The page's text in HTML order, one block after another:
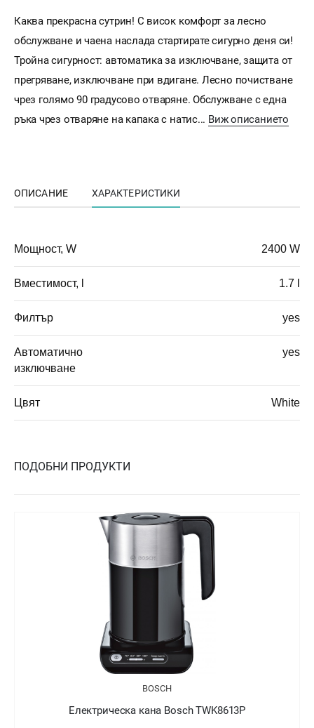
Каква прекрасна сутрин! С висок комфорт за лесно
обслужване и чаена наслада стартирате сигурно деня си!
Тройна сигурност: автоматика за изключване, защита от
прегряване, изключване при вдигане. Лесно почистване
чрез голямо 90 градусово отваряне. Обслужване с една
ръка чрез отваряне на капака с натис... Виж описанието
ОПИСАНИЕ ХАРАКТЕРИСТИКИ
Мощност, W 2400 W
Вместимост, l 1.7 l
Филтър yes
Автоматично
изключване
yes
Цвят White
ПОДОБНИ ПРОДУКТИ
кана Bosch TWK8613P Електрическа